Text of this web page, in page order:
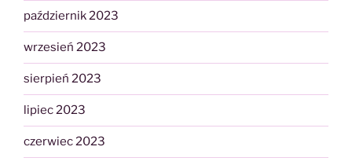
październik 2023
wrzesień 2023
sierpień 2023
lipiec 2023
czerwiec 2023